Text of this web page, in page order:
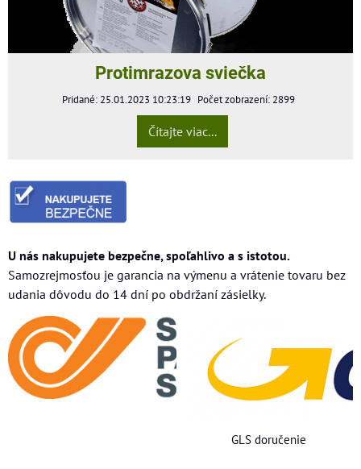
Protimrazova sviečka
Pridané: 25.01.2023 10:23:19 Počet zobrazení: 2899
Čítajte viac...
U nás nakupujete bezpečne, spoľahlivo a s istotou.
Samozrejmosťou je garancia na výmenu a vrátenie tovaru bez
udania dôvodu do 14 dní po obdržaní zásielky.
GLS doručenie